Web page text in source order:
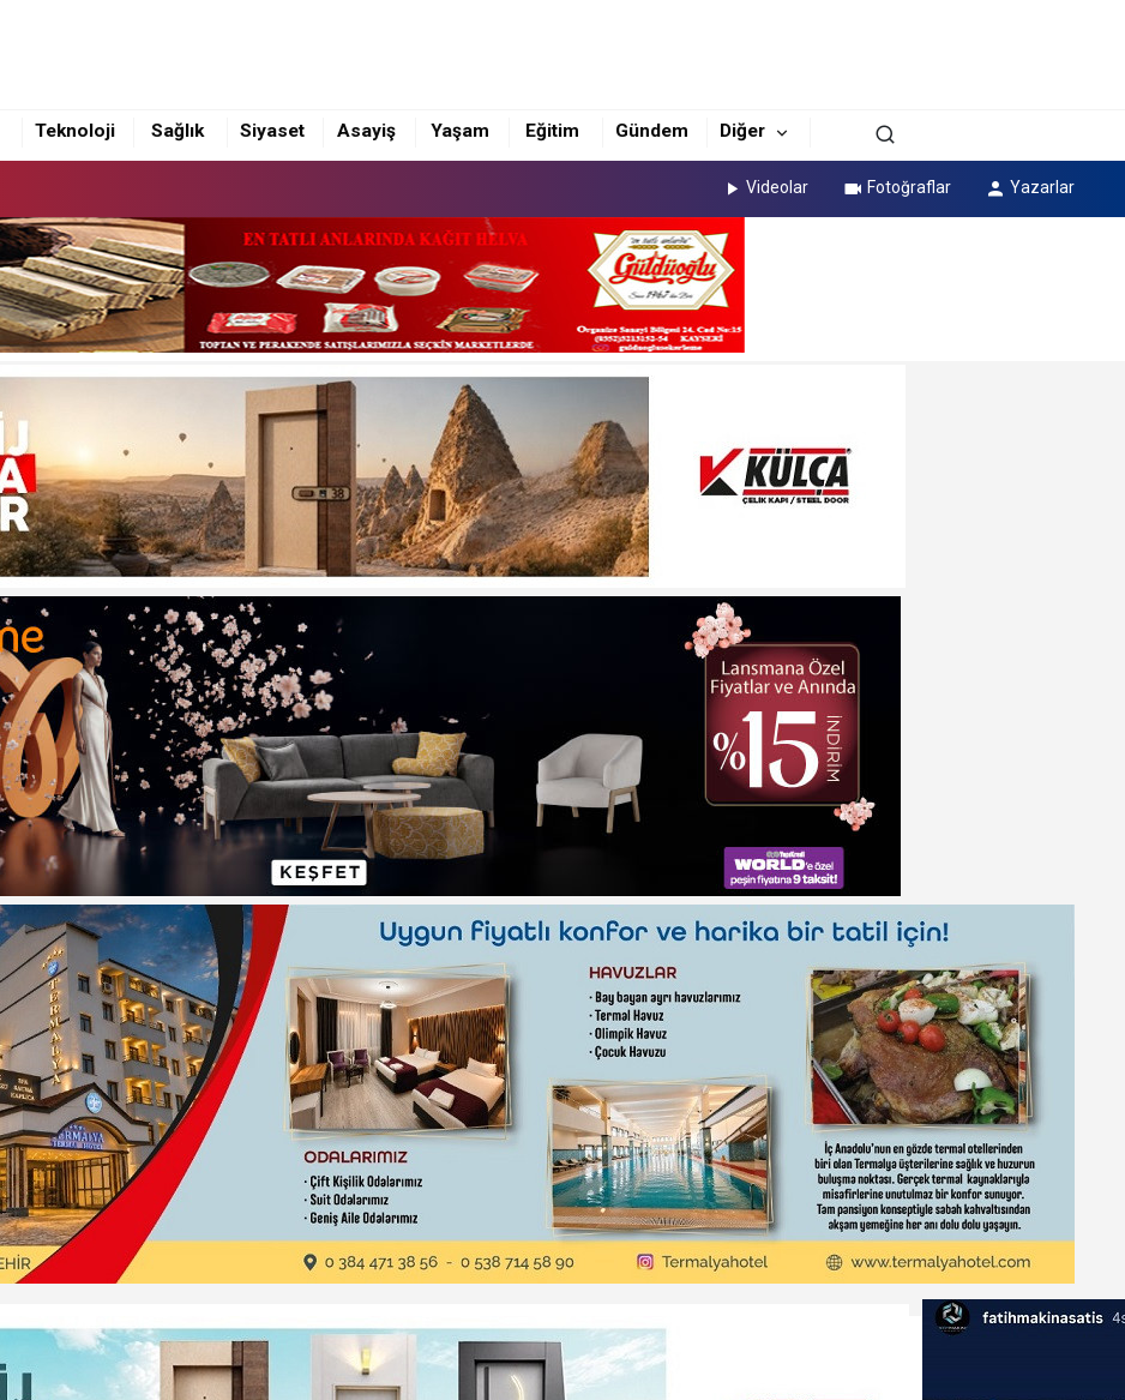
Teknoloji Sağlık Siyaset Asayiş Yaşam Eğitim Gündem Diğer
Videolar Fotoğraflar Yazarlar